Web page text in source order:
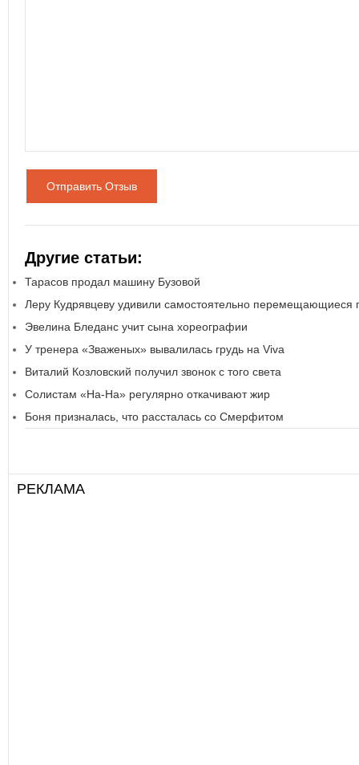
Отправить Отзыв
Другие статьи:
Тарасов продал машину Бузовой
Леру Кудрявцеву удивили самостоятельно перемещающиеся
Эвелина Бледанс учит сына хореографии
У тренера «Зваженых» вывалилась грудь на Viva
Виталий Козловский получил звонок с того света
Солистам «На-На» регулярно откачивают жир
Боня призналась, что рассталась со Смерфитом
РЕКЛАМА